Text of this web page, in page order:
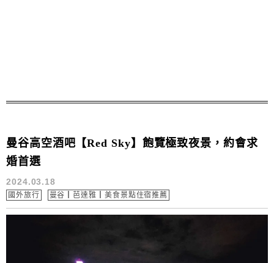
曼谷高空酒吧【Red Sky】飽覽極致夜景，約會求
婚首選
2024.03.18
國外旅行 曼谷┃芭達雅┃美食景點住宿推薦